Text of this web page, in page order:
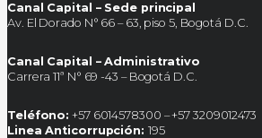
Canal Capital – Sede principal
Av. El Dorado N° 66 – 63, piso 5, Bogotá D.C.
Canal Capital – Administrativo
Carrera 11ª N° 69 -43 – Bogotá D.C.
Teléfono: +57 6014578300 – +57 3209012473
Linea Anticorrupción: 195